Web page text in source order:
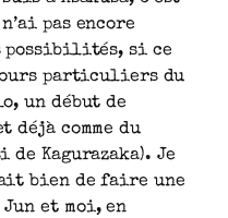
pas encore
possibilités, si ce
particuliers du
un début de
comme du
de Kagurazaka). Je
bien de faire une
Jun et moi, en